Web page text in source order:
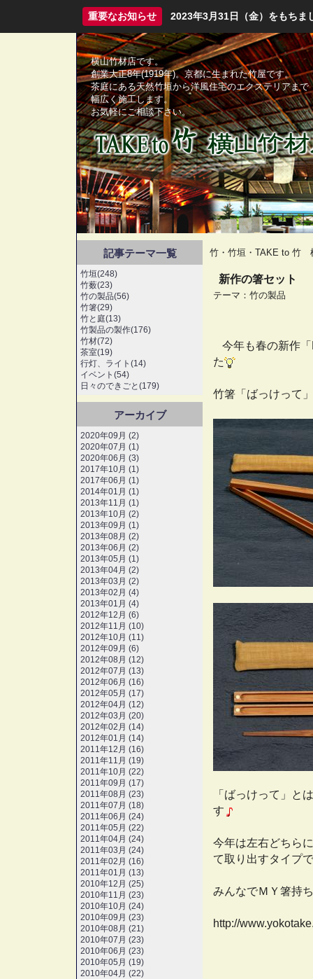
重要なお知らせ 2023年3月31日（金）をもちま
横山竹材店です。
創業大正8年(1919年)。京都に生まれた竹屋です。
茶庭にある天然竹垣から洋風住宅のエクステリアまで
幅広く施工します。
お気軽にご相談下さい。
竹・竹垣・TAKE to 竹
新作の箸セット
テーマ： 竹の製品
今年も春の新作
た
竹箸「ばっけって
「ばっけって」と
す
今年は左右どちら
て取り出すタイプ
みんなでＭＹ箸持
http://
記事テーマ一覧
竹垣(248)
竹薮(23)
竹の製品(56)
竹箸(29)
竹と庭(13)
竹製品の製作(176)
竹材(72)
茶室(19)
行灯、ライト(14)
イベント(54)
日々のできごと(179)
アーカイブ
2020年09月 (2)
2020年07月 (1)
2020年06月 (3)
2017年10月 (1)
2017年06月 (1)
2014年01月 (1)
2013年11月 (1)
2013年10月 (2)
2013年09月 (1)
2013年08月 (2)
2013年06月 (2)
2013年05月 (1)
2013年04月 (2)
2013年03月 (2)
2013年02月 (4)
2013年01月 (4)
2012年12月 (6)
2012年11月 (10)
2012年10月 (11)
2012年09月 (6)
2012年08月 (12)
2012年07月 (13)
2012年06月 (16)
2012年05月 (17)
2012年04月 (12)
2012年03月 (20)
2012年02月 (14)
2012年01月 (14)
2011年12月 (16)
2011年11月 (19)
2011年10月 (22)
2011年09月 (17)
2011年08月 (23)
2011年07月 (18)
2011年06月 (24)
2011年05月 (22)
2011年04月 (24)
2011年03月 (24)
2011年02月 (16)
2011年01月 (13)
2010年12月 (25)
2010年11月 (23)
2010年10月 (24)
2010年09月 (23)
2010年08月 (21)
2010年07月 (23)
2010年06月 (23)
2010年05月 (19)
2010年04月 (22)